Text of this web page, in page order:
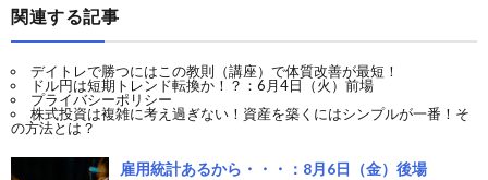
関連する記事
デイトレで勝つにはこの教則（講座）で体質改善が最短！
ドル円は短期トレンド転換か！？：6月4日（火）前場
プライバシーポリシー
株式投資は複雑に考え過ぎない！資産を築くにはシンプルが一番！そ
の方法とは？
雇用統計あるから・・・：8月6日（金）後場